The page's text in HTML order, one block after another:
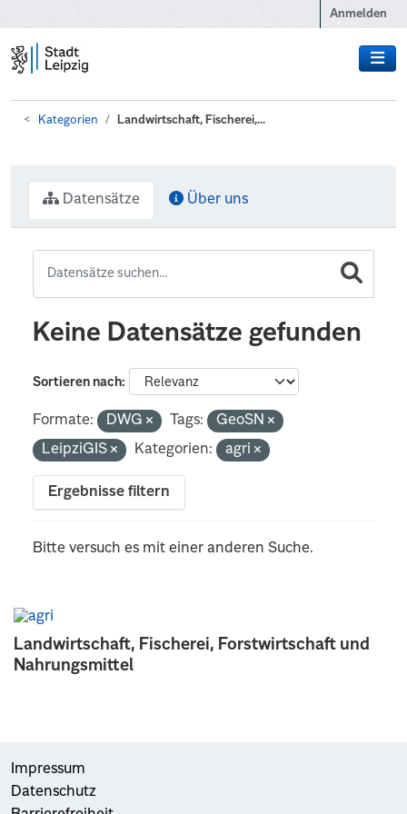
Anmelden
Kategorien Landwirtschaft, Fischerei,...
Landwirtschaft, Fischerei, Forstwirtschaft und
Nahrungsmittel
Datensätze Über uns
Keine Datensätze gefunden
Sortieren nach
Formate: DWG Tags:
GeoSN
LeipziGIS
Kategorien: agri
Ergebnisse filtern
Bitte versuch es mit einer anderen Suche.
Impressum
Datenschutz